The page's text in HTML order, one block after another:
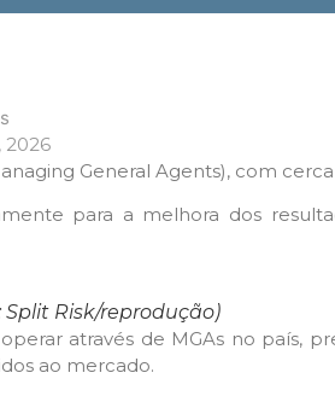
2026
General Agents), com
para a melhora dos
Risk/reprodução)
através de MGAs no país,
ao mercado.